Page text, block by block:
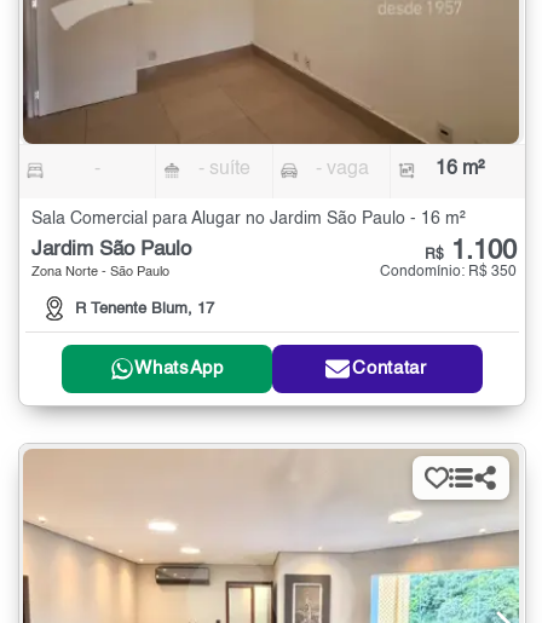
- - suíte - vaga 16 m²
Sala Comercial para Alugar no Jardim São Paulo - 16 m²
Jardim São Paulo
Zona Norte - São Paulo
R Tenente Blum, 17
R$ 1.100
Condomínio: R$ 350
WhatsApp Contatar